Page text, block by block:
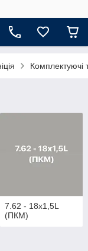
Комплектуючі
7.62 - 18x1,5L
(ПКМ)